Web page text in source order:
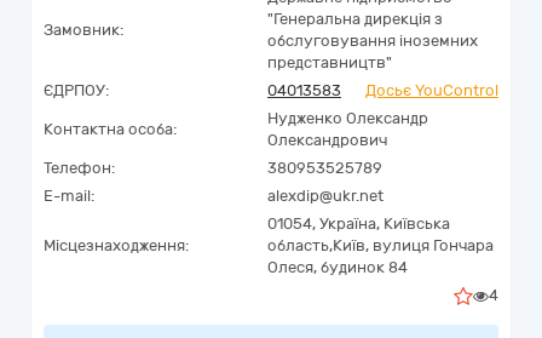
Замовник:
"Генеральна дирекція з
обслуговування іноземних
представництв"
ЄДРПОУ:
04013583 Досьє YouControl
Контактна особа:
Нудженко Олександр
Олександрович
Телефон:
380953525789
E-mail:
alexdip@ukr.net
Місцезнаходження:
01054, Україна, Київська
область,Київ, вулиця Гончара
Олеся, будинок 84
4